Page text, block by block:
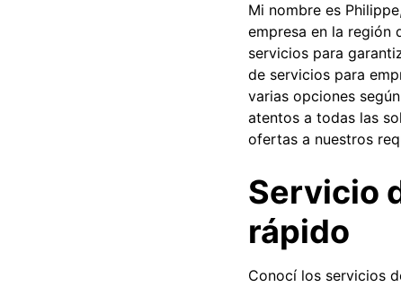
Mi nombre es
empresa en la región
servicios para
de servicios para
varias opciones
atentos a todas las
ofertas a nuestros
Servicio
rápido
Conocí los servicios